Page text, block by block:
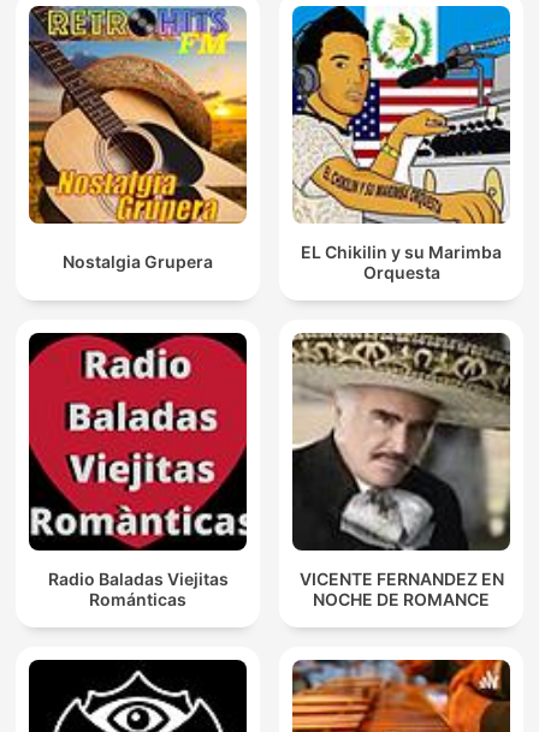
Nostalgia Grupera
EL Chikilin y su Marimba
Orquesta
Radio Baladas Viejitas
Románticas
VICENTE FERNANDEZ EN
NOCHE DE ROMANCE